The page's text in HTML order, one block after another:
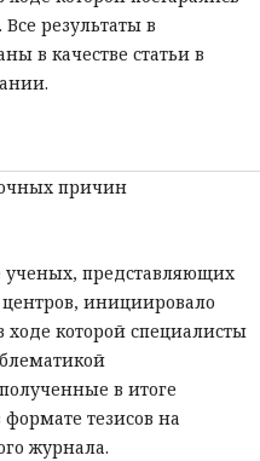
результаты в
в качестве статьи в
причин
представляющих
инициировало
которой специалисты
в итоге
тезисов на
журнала.